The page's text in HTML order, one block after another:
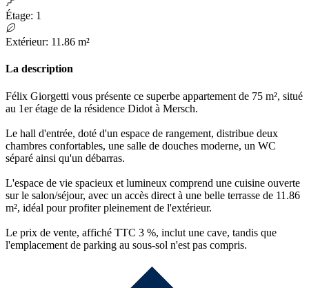
Étage: 1
Extérieur: 11.86 m²
La description
Félix Giorgetti vous présente ce superbe appartement de 75 m², situé
au 1er étage de la résidence Didot à Mersch.
Le hall d'entrée, doté d'un espace de rangement, distribue deux
chambres confortables, une salle de douches moderne, un WC
séparé ainsi qu'un débarras.
L'espace de vie spacieux et lumineux comprend une cuisine ouverte
sur le salon/séjour, avec un accès direct à une belle terrasse de 11.86
m², idéal pour profiter pleinement de l'extérieur.
Le prix de vente, affiché TTC 3 %, inclut une cave, tandis que
l'emplacement de parking au sous-sol n'est pas compris.